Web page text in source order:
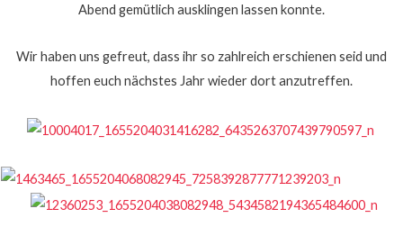
Abend gemütlich ausklingen lassen konnte.
Wir haben uns gefreut, dass ihr so zahlreich erschienen seid und
hoffen euch nächstes Jahr wieder dort anzutreffen.